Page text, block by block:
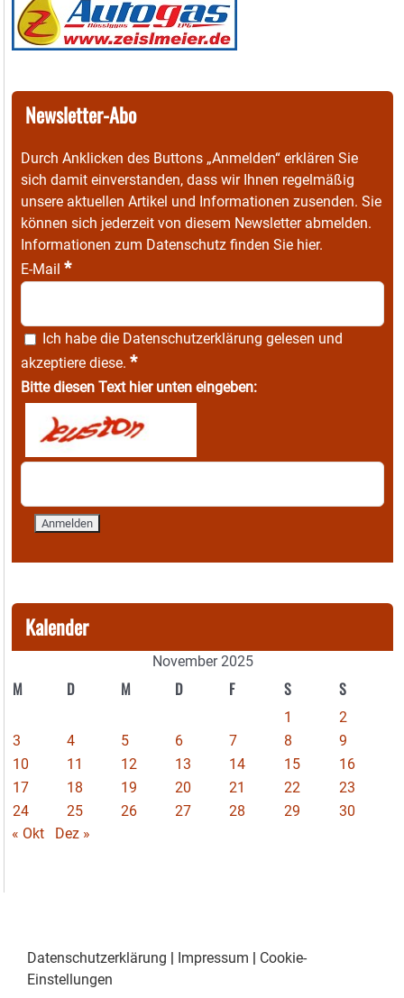
Newsletter-Abo
Durch Anklicken des Buttons „Anmelden“ erklären Sie
sich damit einverstanden, dass wir Ihnen regelmäßig
unsere aktuellen Artikel und Informationen zusenden. Sie
können sich jederzeit von diesem Newsletter abmelden.
Informationen zum Datenschutz finden Sie hier.
E-Mail *
Ich habe die Datenschutzerklärung gelesen und
akzeptiere diese. *
Bitte diesen Text hier unten eingeben:
Kalender
November 2025
M D M D F S S
1
2
3
4 5 6 7 8
9
10
11 12 13 14 15
16
17
18 19 20 21 22
23
24
25 26 27 28 29
30
« Okt
Dez »
Datenschutzerklärung | Impressum | Cookie-
Einstellungen